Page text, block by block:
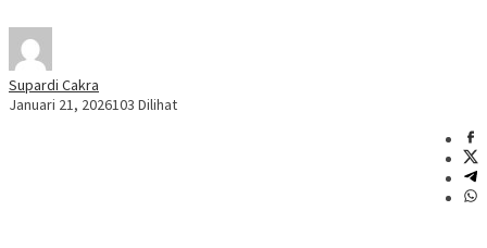
Supardi Cakra
Januari 21, 2026103 Dilihat